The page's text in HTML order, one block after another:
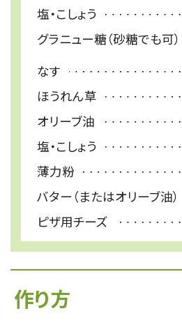
塩・こしょう
グラニュー糖（砂糖でも可）
なす
ほうれん草
オリーブ油
塩・こしょう
薄力粉
バター（またはオリーブ油）
ピザ用チーズ
作り方